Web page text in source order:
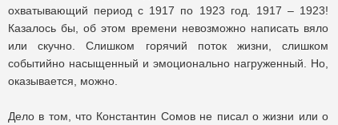
охватывающий период с 1917 по 1923 год. 1917 – 1923!
Казалось бы, об этом времени невозможно написать вяло
или скучно. Слишком горячий поток жизни, слишком
событийно насыщенный и эмоционально нагруженный. Но,
оказывается, можно.
Дело в том, что Константин Сомов не писал о жизни или о